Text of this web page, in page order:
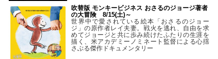
吹替版 モンキービジネス おさるのジョージ著者
の大冒険 8/15(土)～
世界中で愛されている絵本「おさるのジョー
ジ」の原作者レイ夫妻。戦火を逃れ、自由を求
めてジョージと共に歩み続けたふたりの生涯を
描く、米アカデミーノミネート監督による心揺
さぶる傑作ドキュメンタリー